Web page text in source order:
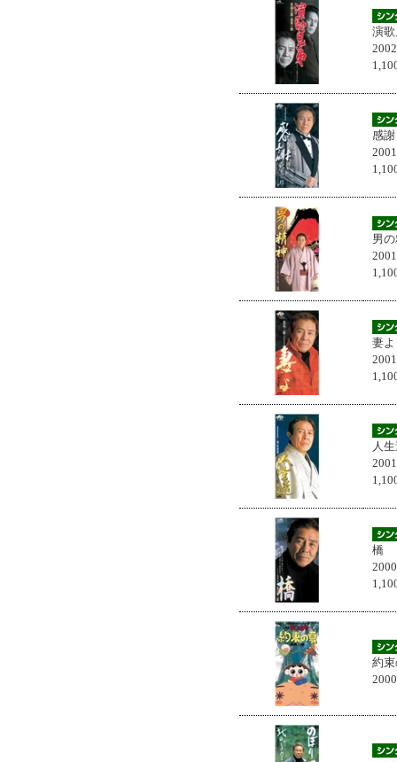
演
感謝
男
妻よ
人
橋
約